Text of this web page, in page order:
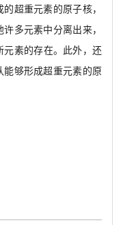
超重元素的原子核，
多元素中分离出来，
元素的存在。此外，还
够形成超重元素的原